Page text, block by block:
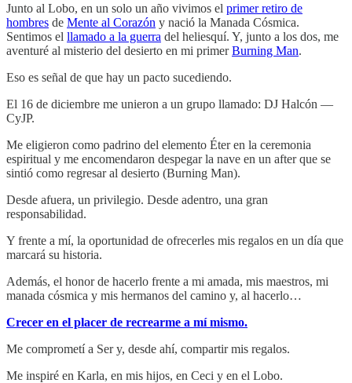
Junto al Lobo, en un solo un año vivimos el primer retiro de
hombres de Mente al Corazón y nació la Manada Cósmica.
Sentimos el llamado a la guerra del heliesquí. Y, junto a los dos, me
aventuré al misterio del desierto en mi primerBurning Man.
Eso es señal de que hay un pacto sucediendo.
El 16 de diciembre me unieron a un grupo llamado: DJ Halcón —
CyJP.
Me eligieron como padrino del elemento Éter en la ceremonia
espiritual y me encomendaron despegar la nave en un after que se
sintió como regresar al desierto (Burning Man).
Desde afuera, un privilegio. Desde adentro, una gran
responsabilidad.
Y frente a mí, la oportunidad de ofrecerles mis regalos en un día que
marcará su historia.
Además, el honor de hacerlo frente a mi amada, mis maestros, mi
manada cósmica y mis hermanos del camino y, al hacerlo…
Crecer en el placer de recrearme a mí mismo.
Me comprometí a Ser y, desde ahí, compartir mis regalos.
Me inspiré en Karla, en mis hijos, en Ceci y en el Lobo.